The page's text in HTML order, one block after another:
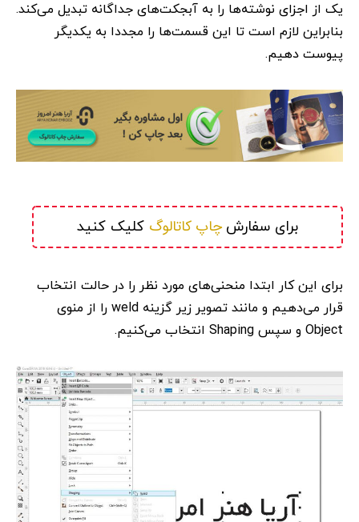
یک از اجزای نوشته‌ها را به آبجکت‌های جداگانه تبدیل می‌کند.
بنابراین لازم است تا این قسمت‌ها را مجددا به یکدیگر
پیوست دهیم.
برای سفارش چاپ کاتالوگ کلیک کنید
برای این کار ابتدا منحنی‌های مورد نظر را در حالت انتخاب
قرار می‌دهیم و مانند تصویر زیر گزینه weld را از منوی
Object و سپس Shaping انتخاب می‌کنیم.